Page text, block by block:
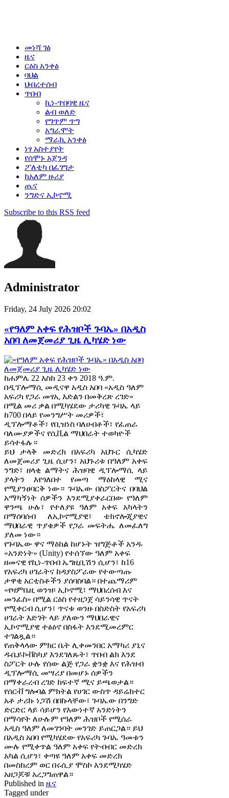
መነሻ ገፅ
ዜና
ርዕስ አንቀፅ
ባህል
ህብረተሰብ
ጥበብ
ኪነ-ጥበባዊ ዜና
ልብ ወለድ
የግጥም ጥግ
አግራሞት
ማራኪ አንቀፅ
ነፃ አስተያየት
የሰሞኑ አጀንዳ
ፖለቲካ በፈገግታ
ከአለም ዙሪያ
ጤና
ንግድና ኢኮኖሚ
Subscribe to this RSS feed
Administrator
Friday, 24 July 2026 20:02
«የዓለም አቀፍ የሕዝቦች ጉባኤ» በአዲስ
አበባ ለመጀመሪያ ጊዜ ሊካሄድ ነው
ከሐምሌ 22 እስከ 23 ቀን 2018 ዓ.ም.
በዲፕሎማሲ መዲናዋ አዲስ አበባ «አዲስ ዓለም
አፍሪካ የጋራ መፃኢ እድልን በመቅረጽ ረገድ»
በሚል መሪ ቃል በሚካሄደው ታሪካዊ ጉባኤ ላይ
ከ700 በላይ የመንግሥት መሪዎች፣
ዲፕሎማቶች፣ የቢዝነስ ባለሀብቶች፣ የፈጠራ
ባለሙያዎችና የሲቪል ማህበራት ተወካዮች
ይሳተፋሉ።
ይህ ታላቅ መድረክ በአፍሪካ አህጉር ሲካሄድ
ለመጀመሪያ ጊዜ ሲሆን፣ አህጉሪቱ በዓለም አቀፍ
ንግድ፣ ዘላቂ ልማትና ሕዝባዊ ዲፕሎማሲ ላይ
ያላትን እየጎለበተ የመጣ ማዕከላዊ ሚና
የሚያንፀባርቅ ነው። ጉባኤው በስፖርትና በባህል
አማካኝነት ሰዎችን እንደሚያቀራርበው የዓለም
ዋንጫ ሁሉ፣ የተለያዩ ዓለም አቀፍ አካላትን
በማሰባሰብ ለኢኮኖሚያዊ፣ ቴክኖሎጂያዊና
ማህበራዊ ጥያቄዎች የጋራ መፍትሔ ለመፈለግ
ያለመ ነው።
የጉባኤው ዋና ማዕከል ከሆኑት ዝግጅቶች አንዱ
«አንድነት» (Unity) የተሰኘው ዓለም አቀፍ
ዘመናዊ የኪነ-ጥበብ ኤግዚቢሽን ሲሆን፣ ከ16
የአፍሪካ ሀገራትና ከዳያስፖራው የተውጣጡ
ታዋቂ አርቲስቶችን ያሰባስባል። በተጨማሪም
«የዛምቤዚ ወንዝ፡ ኢኮኖሚ፣ ማህበረሰብ እና
መንፈስ» በሚል ርዕስ የተዘጋጀ ሳይንሳዊ ጥናት
የሚቀርብ ሲሆን፣ ጥናቱ ወንዙ በስድስት የአፍሪካ
ሀገራት እድገት ላይ ያለውን ማህበራዊና
ኢኮኖሚያዊ ተፅዕኖ በስፋት እንደሚመረምር
ተገልጿል።
የጠቅላላው ምክር ቤት ሊቀመንበር አማካሪ ያኒና
ዱቤይኮቭስካያ እንደገለጹት፣ ጥበብ ልክ እንደ
ስፖርት ሁሉ የሰው ልጅ የጋራ ቋንቋ እና የሕዝብ
ዲፕሎማሲ መሣሪያ በመሆኑ ሰዎችን
በማቀራረብ ረገድ ከፍተኛ ሚና ይጫወታል።
የሰርቭ ግሎባል ምክትል የሀገር ውስጥ ዳይሬክተር
አቶ ታሪኩ ነጋሽ በበኩላቸው፣ ጉባኤው በንግድ
ድርድር ላይ ሳይሆን የእውነተኛ አንድነትን
በማሳየት ለሁሉም የዓለም ሕዝቦች የሚሰራ
አዲስ ዓለም ለመገንባት መንገድ ይጠርጋል። ይህ
በአዲስ አበባ የሚካሄደው የአፍሪካ ጉባኤ ዓመቱን
ሙሉ የሚቀጥል ዓለም አቀፍ የትብብር መድረክ
አካል ሲሆን፣ ቀጣዩ ዓለም አቀፍ መድረክ
በመስከረም ወር በሩሲያ ሞስኮ እንደሚካሄድ
አዘጋጆቹ አረጋግጠዋል።
Published in ዜና
Tagged under